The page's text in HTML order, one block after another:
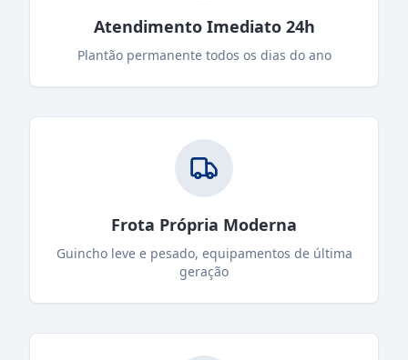
Atendimento Imediato 24h
Plantão permanente todos os dias do ano
Frota Própria Moderna
Guincho leve e pesado, equipamentos de última
geração